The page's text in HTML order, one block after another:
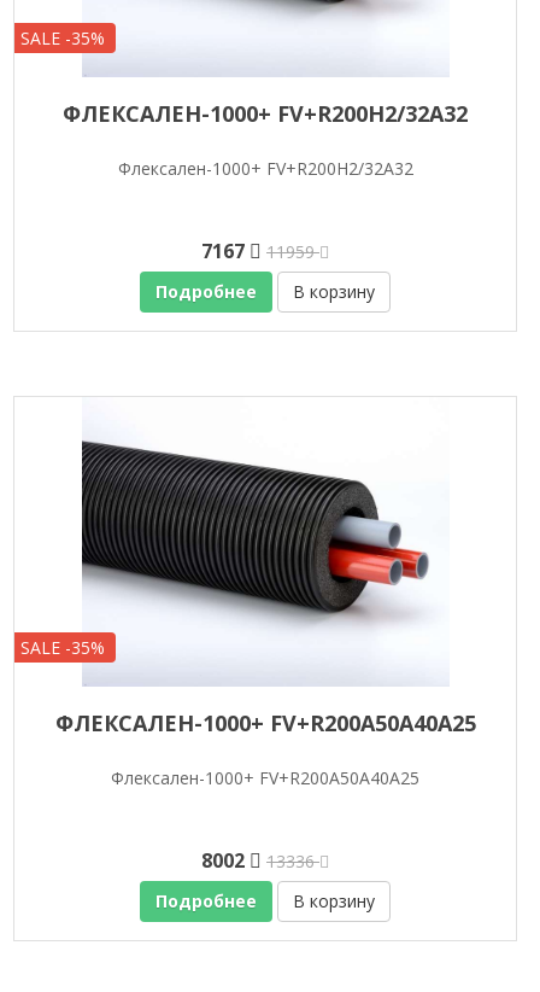
SALE -35%
ФЛЕКСАЛЕН-1000+ FV+R200H2/32A32
Флексален-1000+ FV+R200H2/32A32
7167
11959
Подробнее
В корзину
SALE -35%
ФЛЕКСАЛЕН-1000+ FV+R200A50A40A25
Флексален-1000+ FV+R200A50A40A25
8002
13336
Подробнее
В корзину